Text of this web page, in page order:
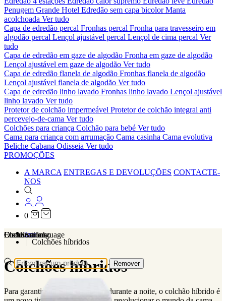
Penugem Grande Hotel Edredão sem capa bicolorManta
acolchoada Ver tudo
Capa de edredão percal Fronhas percal Fronha para travesseiro em
algodão percal Lençol ajustável percal Lençol de cima percal Ver
tudo
Capa de edredão em gaze de algodão Fronha em gaze de algodão
Lençol ajustável em gaze de algodão Ver tudo
Capa de edredão flanela de algodão Fronhas flanela de algodão
Lençol ajustável flanela de algodão Ver tudo
Capa de edredão linho lavado Fronhas linho lavado Lençol ajustável
linho lavado Ver tudo
Protetor de colchão impermeável Protetor de colchão integral anti
percevejo-de-cama Ver tudo
Colchões para criança Colchão para bebé Ver tudo
Cama para criança com arrumação Cama casinha Cama evolutiva
Beliche Cabana Odisseia Ver tudo
PROMOÇÕES
A MARCA ENTREGAS E DEVOLUÇÕES CONTACTE-
NOS
0
Localizations
Choose a language
Encontrar
Remover
O seu carrinho
Home
Colchões híbridos
Colchões híbridos
Para garantir um sono reparador durante a noite, o colchão híbrido é